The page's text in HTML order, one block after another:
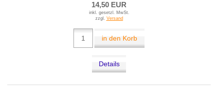
14,50 EUR
inkl. gesetzl. MwSt.
zzgl. Versand
in den Korb
Details